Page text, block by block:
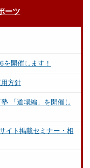
ーツ
開催します！
方針
「道場編」を開催し
イト掲載セミナー・相